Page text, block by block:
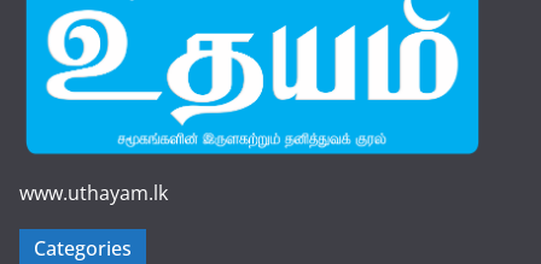
www.uthayam.lk
Categories